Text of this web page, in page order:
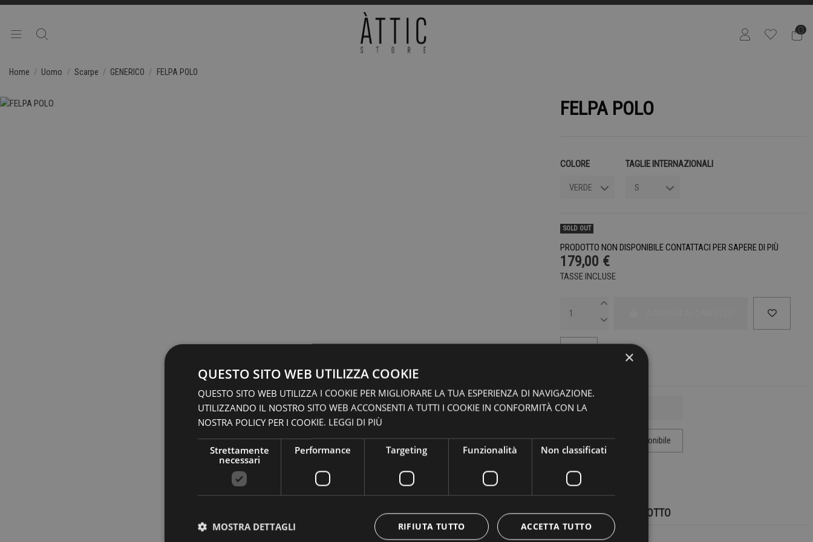
0
Home Uomo Scarpe GENERICO FELPA POLO
FELPA POLO
COLORE TAGLIE INTERNAZIONALI
SOLD OUT
PRODOTTO NON DISPONIBILE CONTATTACI PER SAPERE DI PIÙ
179,00 €
TASSE INCLUSE
MARCA:
DETTAGLI DEL PRODOTTO
×
QUESTO SITO WEB UTILIZZA COOKIE
QUESTO SITO WEB UTILIZZA I COOKIE PER MIGLIORARE LA TUA ESPERIENZA DI NAVIGAZIONE.
UTILIZZANDO IL NOSTRO SITO WEB ACCONSENTI A TUTTI I COOKIE IN CONFORMITÀ CON LA
NOSTRA POLICY PER I COOKIE. LEGGI DI PIÙ
Strettamente
necessari
Performance Targeting Funzionalità Non classificati
ACCETTA TUTTO
RIFIUTA TUTTO
MOSTRA DETTAGLI